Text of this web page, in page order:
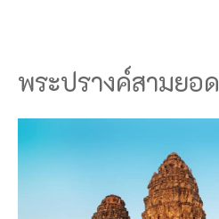
พระปรางค์สามยอด